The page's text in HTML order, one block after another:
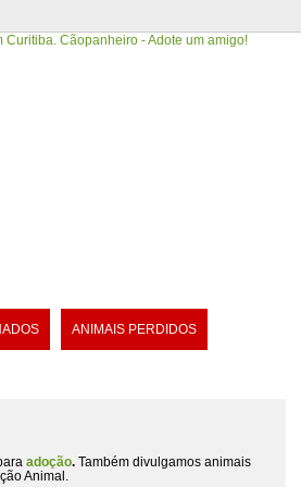
ANIMAIS PERDIDOS
adoção. Também divulgamos animais
Animal.